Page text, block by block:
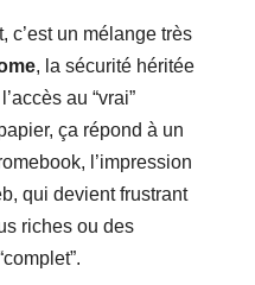
c’est un mélange très
, la sécurité héritée
au “vrai”
ça répond à un
l’impression
qui devient frustrant
riches ou des